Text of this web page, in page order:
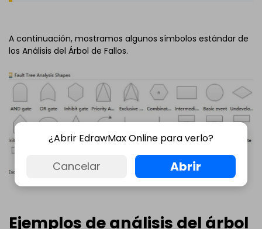
A continuación, mostramos algunos símbolos estándar de
los Análisis del Árbol de Fallos.
Ejemplos de análisis del árbol
¿Abrir EdrawMax Online para verlo?
Cancelar Abrir